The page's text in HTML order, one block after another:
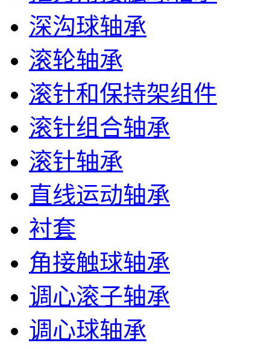
深沟球轴承
滚轮轴承
滚针和保持架组件
滚针组合轴承
滚针轴承
直线运动轴承
衬套
角接触球轴承
调心滚子轴承
调心球轴承